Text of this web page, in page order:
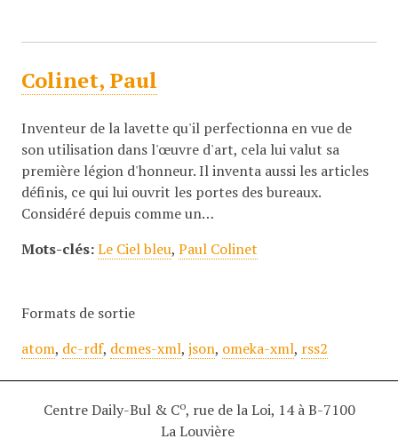
Colinet, Paul
Inventeur de la lavette qu'il perfectionna en vue de
son utilisation dans l'œuvre d'art, cela lui valut sa
première légion d'honneur. Il inventa aussi les articles
définis, ce qui lui ouvrit les portes des bureaux.
Considéré depuis comme un…
Mots-clés: Le Ciel bleu, Paul Colinet
Formats de sortie
atom, dc-rdf, dcmes-xml, json, omeka-xml, rss2
Centre Daily-Bul & Co, rue de la Loi, 14 à B-7100
La Louvière